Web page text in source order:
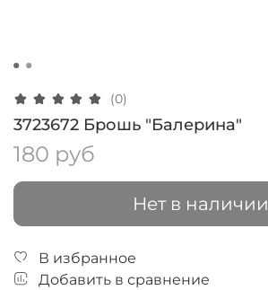
(0)
3723672 Брошь "Балерина"
180 руб
Нет в наличии
В избранное
Добавить в сравнение